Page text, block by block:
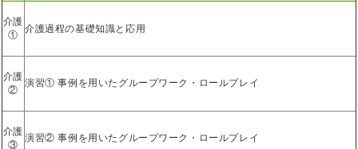
介護
①
介護過程の基礎知識と応用
介護
②
演習① 事例を用いたグループワーク・ロールプレイ
介護
③
演習② 事例を用いたグループワーク・ロールプレイ